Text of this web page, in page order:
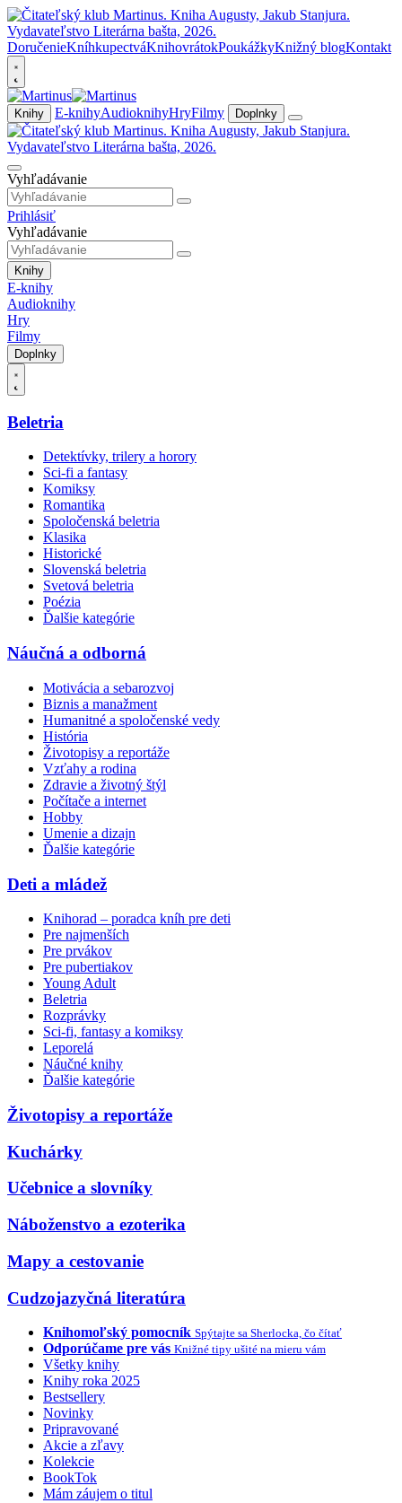
DoručenieKníhkupectváKnihovrátokPoukážkyKnižný blogKontakt
Knihy E-knihyAudioknihyHryFilmy Doplnky
Vyhľadávanie
Prihlásiť
Vyhľadávanie
Knihy
E-knihy
Audioknihy
Hry
Filmy
Doplnky
Beletria
Detektívky, trilery a horory
Sci-fi a fantasy
Komiksy
Romantika
Spoločenská beletria
Klasika
Historické
Slovenská beletria
Svetová beletria
Poézia
Ďalšie kategórie
Náučná a odborná
Motivácia a sebarozvoj
Biznis a manažment
Humanitné a spoločenské vedy
História
Životopisy a reportáže
Vzťahy a rodina
Zdravie a životný štýl
Počítače a internet
Hobby
Umenie a dizajn
Ďalšie kategórie
Deti a mládež
Knihorad – poradca kníh pre deti
Pre najmenších
Pre prvákov
Pre pubertiakov
Young Adult
Beletria
Rozprávky
Sci-fi, fantasy a komiksy
Leporelá
Náučné knihy
Ďalšie kategórie
Životopisy a reportáže
Kuchárky
Učebnice a slovníky
Náboženstvo a ezoterika
Mapy a cestovanie
Cudzojazyčná literatúra
Knihomoľský pomocník Spýtajte sa Sherlocka, čo čítať
Odporúčame pre vás Knižné tipy ušité na mieru vám
Všetky knihy
Knihy roka 2025
Bestsellery
Novinky
Pripravované
Akcie a zľavy
Kolekcie
BookTok
Mám záujem o titul